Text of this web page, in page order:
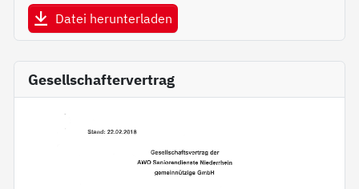
Datei herunterladen
Gesellschaftervertrag